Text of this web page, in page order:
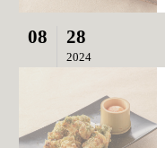
08 28
2024